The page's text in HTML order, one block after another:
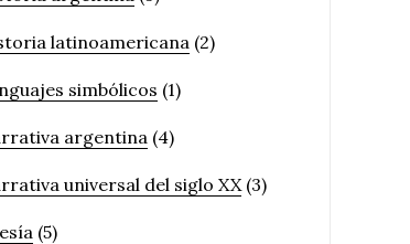
latinoamericana (2)
simbólicos (1)
argentina (4)
universal del siglo XX(3)
(5)